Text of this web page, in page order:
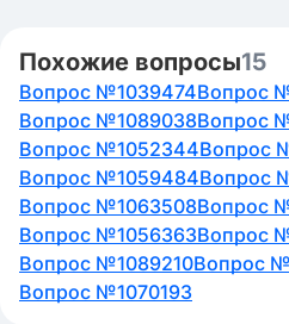
Похожие вопросы15
Вопрос №1039474Вопрос
Вопрос №1089038Вопрос
Вопрос №1052344Вопрос
Вопрос №1059484Вопрос
Вопрос №1063508Вопрос
Вопрос №1056363Вопрос
Вопрос №1089210Вопрос
Вопрос №1070193